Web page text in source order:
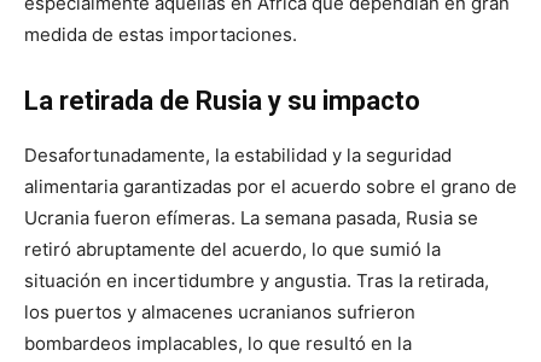
medida de estas importaciones.
La retirada de Rusia y su impacto
Desafortunadamente, la estabilidad y la seguridad
alimentaria garantizadas por el acuerdo sobre el grano de
Ucrania fueron efímeras. La semana pasada, Rusia se
retiró abruptamente del acuerdo, lo que sumió la
situación en incertidumbre y angustia. Tras la retirada,
los puertos y almacenes ucranianos sufrieron
bombardeos implacables, lo que resultó en la